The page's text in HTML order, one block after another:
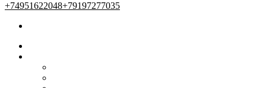
+74951622048+79197277035